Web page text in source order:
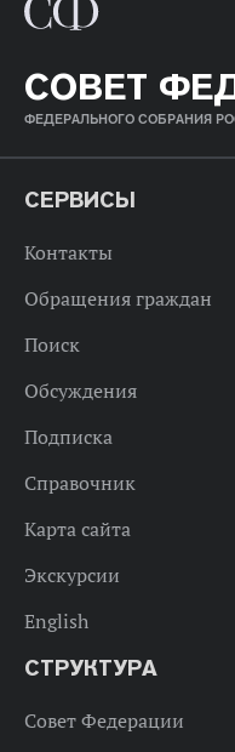
СОВЕТ
ФЕДЕРАЛЬНОГО СОБРАНИЯ
СЕРВИСЫ
Контакты
Обращения граждан
Поиск
Обсуждения
Подписка
Справочник
Карта сайта
Экскурсии
English
СТРУКТУРА
Совет Федерации